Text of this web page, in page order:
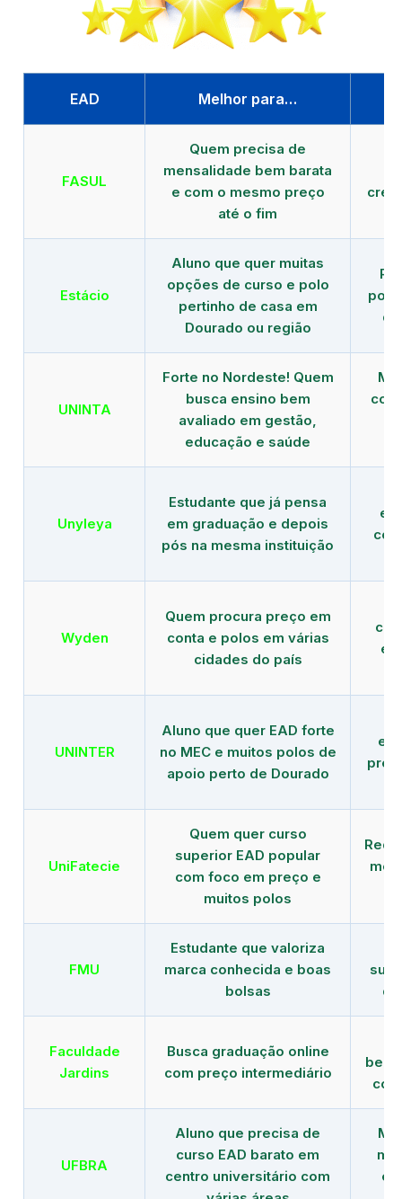
EAD Melhor para…
FASUL
Quem precisa de
mensalidade bem barata
e com o mesmo preço
até o fim
Estácio
Aluno que quer muitas
opções de curso e polo
pertinho de casa em
Dourado ou região
UNINTA
Forte no Nordeste! Quem
busca ensino bem
avaliado em gestão,
educação e saúde
Unyleya
Estudante que já pensa
em graduação e depois
pós na mesma instituição
Wyden
Quem procura preço em
conta e polos em várias
cidades do país
UNINTER
Aluno que quer EAD forte
no MEC e muitos polos de
apoio perto de Dourado
UniFatecie
Quem quer curso
superior EAD popular
com foco em preço e
muitos polos
FMU
Estudante que valoriza
marca conhecida e boas
bolsas
Faculdade
Jardins
Busca graduação online
com preço intermediário
UFBRA
Aluno que precisa de
curso EAD barato em
centro universitário com